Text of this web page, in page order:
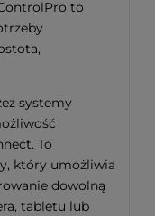
to
systemy
To
który umożliwia
dowolną
tabletu lub